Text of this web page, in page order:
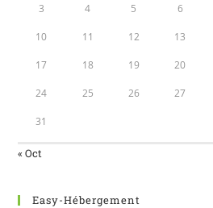
3 4 5 6
10 11 12 13
17 18 19 20
24 25 26 27
31
« Oct
Easy-Hébergement